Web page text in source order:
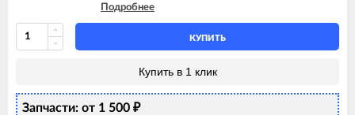
BAXI LUNA-3 280 Fi (CSE)
BAXI LUNA-3 310 Fi (CSE)
BAXI LUNA-3 COMFORT 240 Fi (CSE)
BAXI LUNA-3 COMFORT 240 Fi (CSZ)
BAXI LUNA-3 COMFORT 310 Fi (CSE)
BAXI LUNA-3 COMFORT 310 Fi (CSZ)
Подробнее
КУПИТЬ
Купить в 1 клик
Запчасти: от 1 500 ₽